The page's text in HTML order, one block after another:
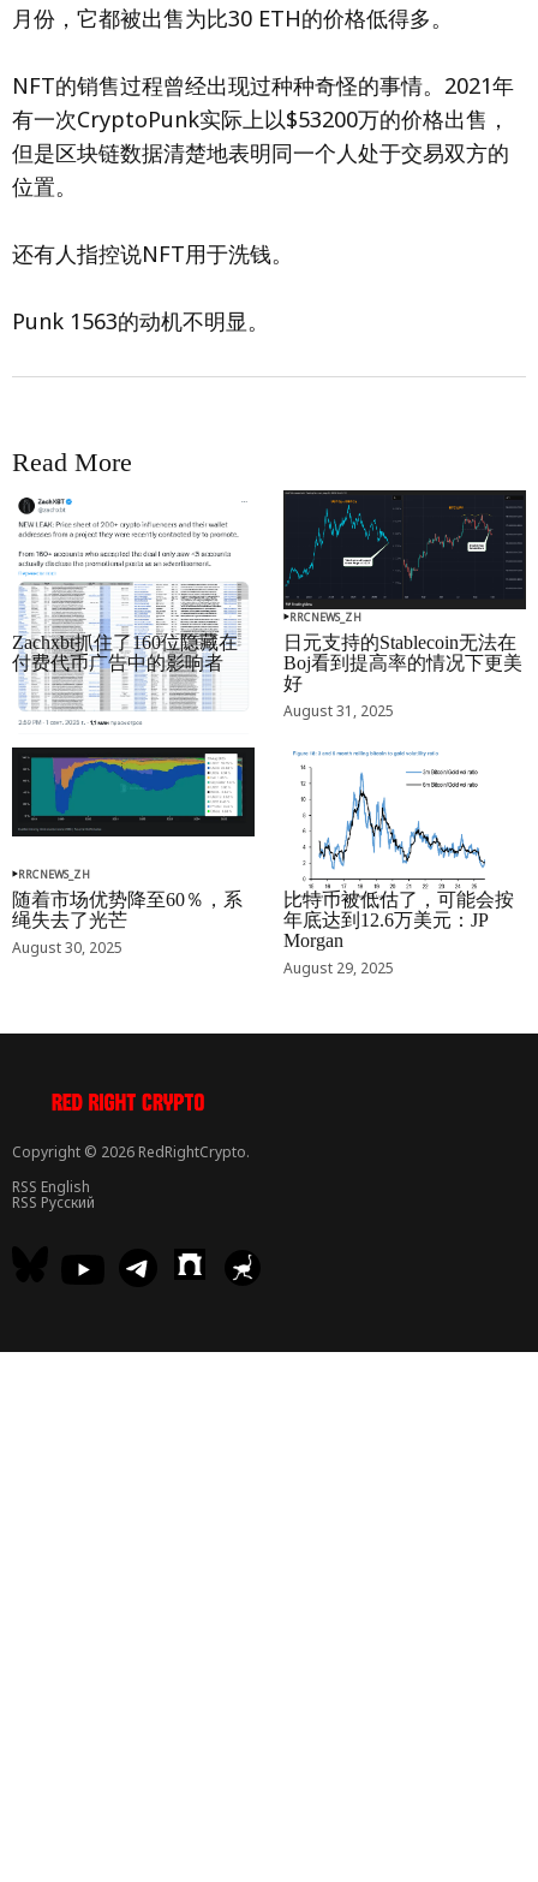
月份，它都被出售为比30 ETH的价格低得多。
NFT的销售过程曾经出现过种种奇怪的事情。2021年
有一次CryptoPunk实际上以$53200万的价格出售，
但是区块链数据清楚地表明同一个人处于交易双方的
位置。
还有人指控说NFT用于洗钱。
Punk 1563的动机不明显。
Read More
RRCNEWS_ZH
Zachxbt抓住了160位隐藏在
付费代币广告中的影响者
September 01, 2025
RRCNEWS_ZH
日元支持的Stablecoin无法在
Boj看到提高率的情况下更美
好
August 31, 2025
RRCNEWS_ZH
随着市场优势降至60％，系
绳失去了光芒
August 30, 2025
RRCNEWS_ZH
比特币被低估了，可能会按
年底达到12.6万美元：JP
Morgan
August 29, 2025
Copyright © 2026 RedRightCrypto.
RSS English
RSS Русский